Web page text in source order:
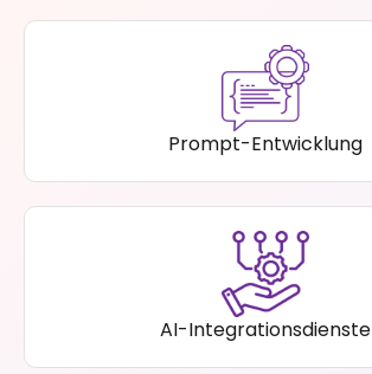
Prompt-Entwicklung
AI-Integrationsdienste